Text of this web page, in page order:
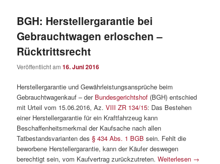
BGH: Herstellergarantie bei
Gebrauchtwagen erloschen –
Rücktrittsrecht
Veröffentlicht am16. Juni 2016
Herstellergarantie und Gewährleistungsansprüche beim
Gebrauchtwagenkauf – der Bundesgerichtshof (BGH) entschied
mit Urteil vom 15.06.2016, Az.VIII ZR 134/15: Das Bestehen
einer Herstellergarantie für ein Kraftfahrzeug kann
Beschaffenheitsmerkmal der Kaufsache nach allen
Tatbestandsvarianten des§ 434 Abs. 1 BGB sein. Fehlt die
beworbene Herstellergarantie, kann der Käufer deswegen
berechtigt sein, vom Kaufvertrag zurückzutreten.Weiterlesen →